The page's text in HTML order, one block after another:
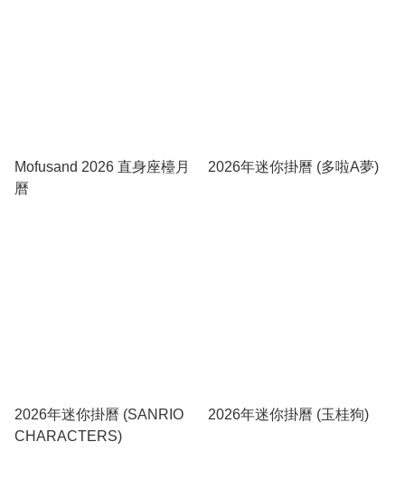
Mofusand 2026 直身座檯月
曆
2026年迷你掛曆 (多啦A夢)
2026年迷你掛曆 (SANRIO
CHARACTERS)
2026年迷你掛曆 (玉桂狗)